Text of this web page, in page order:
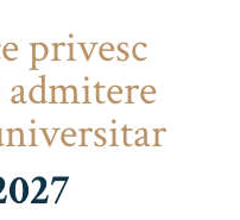
privesc